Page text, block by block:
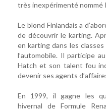
très inexpérimenté nommé
Le blond Finlandais a
de découvrir le karting.
en karting dans les
l’automobile. Il participe
Hatch et son talent fou
devenir ses agents
En 1999, il gagne les
hivernal de Formule